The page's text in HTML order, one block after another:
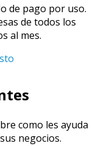
de pago por uso.
de todos los
al mes.
como les ayuda
negocios.